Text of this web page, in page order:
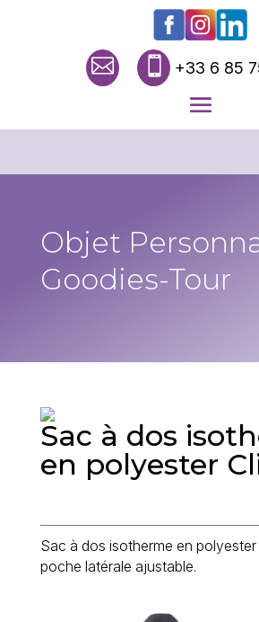
  +33 6 85
Objet
Goodies-Tour
Sac à dos
en polyester
Sac à dos isotherme en
poche latérale ajustable.